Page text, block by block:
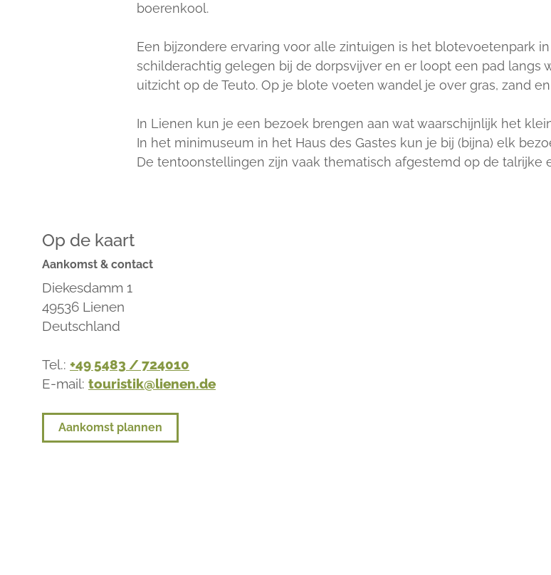
boerenkool.
Een bijzondere ervaring voor alle zintuigen is het blotevoetenpark
schilderachtig gelegen bij de dorpsvijver en er loopt een pad langs
uitzicht op de Teuto. Op je blote voeten wandel je over gras, zand
In Lienen kun je een bezoek brengen aan wat waarschijnlijk het
In het minimuseum in het Haus des Gastes kun je bij (bijna) elk
De tentoonstellingen zijn vaak thematisch afgestemd op de talrijke
Op de kaart
Aankomst & contact
Diekesdamm 1
49536 Lienen
Deutschland
Tel.: +49 5483 / 724010
E-mail: touristik@lienen.de
Aankomst plannen